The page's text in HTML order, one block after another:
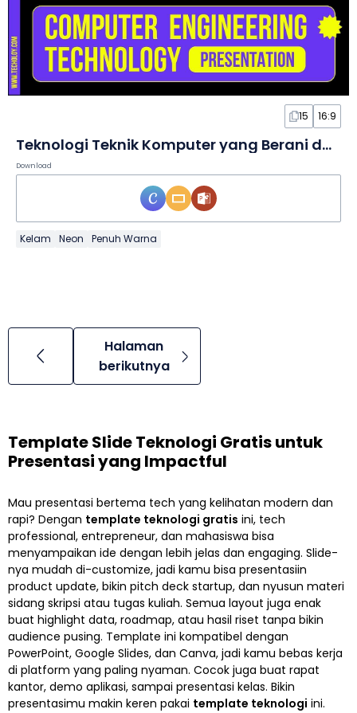
15 16:9
Teknologi Teknik Komputer yang Berani dalam Slide
Download
Kelam Neon Penuh Warna
Halaman
berikutnya
Template Slide Teknologi Gratis untuk
Presentasi yang Impactful
Mau presentasi bertema tech yang kelihatan modern dan
rapi? Dengan template teknologi gratis ini, tech
professional, entrepreneur, dan mahasiswa bisa
menyampaikan ide dengan lebih jelas dan engaging. Slide-
nya mudah di-customize, jadi kamu bisa presentasiin
product update, bikin pitch deck startup, dan nyusun materi
sidang skripsi atau tugas kuliah. Semua layout juga enak
buat highlight data, roadmap, atau hasil riset tanpa bikin
audience pusing. Template ini kompatibel dengan
PowerPoint, Google Slides, dan Canva, jadi kamu bebas kerja
di platform yang paling nyaman. Cocok juga buat rapat
kantor, demo aplikasi, sampai presentasi kelas. Bikin
presentasimu makin keren pakai template teknologi ini.